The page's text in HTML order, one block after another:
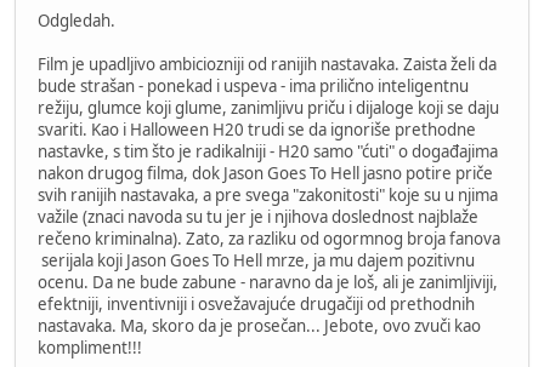
Odgledah.
Film je upadljivo ambiciozniji od ranijih nastavaka. Zaista želi da
bude strašan - ponekad i uspeva - ima prilično inteligentnu
režiju, glumce koji glume, zanimljivu priču i dijaloge koji se daju
svariti. Kao i Halloween H20 trudi se da ignoriše prethodne
nastavke, s tim što je radikalniji - H20 samo "ćuti" o događajima
nakon drugog filma, dok Jason Goes To Hell jasno potire priče
svih ranijih nastavaka, a pre svega "zakonitosti" koje su u njima
važile (znaci navoda su tu jer je i njihova doslednost najblaže
rečeno kriminalna). Zato, za razliku od ogormnog broja fanova
serijala koji Jason Goes To Hell mrze, ja mu dajem pozitivnu
ocenu. Da ne bude zabune - naravno da je loš, ali je zanimljiviji,
efektniji, inventivniji i osvežavajuće drugačiji od prethodnih
nastavaka. Ma, skoro da je prosečan... Jebote, ovo zvuči kao
kompliment!!!